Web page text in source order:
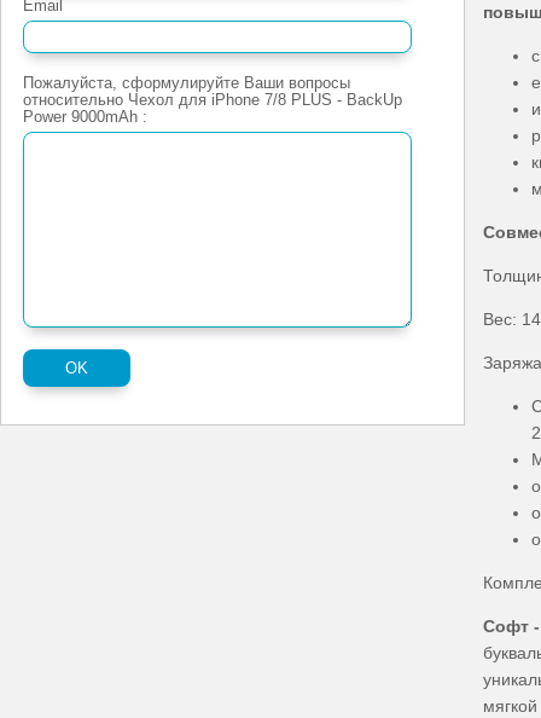
Email
Пожалуйста, сформулируйте Ваши вопросы
относительно Чехол для iPhone 7/8 PLUS - BackUp
Power 9000mAh :
Вес:
Софт -